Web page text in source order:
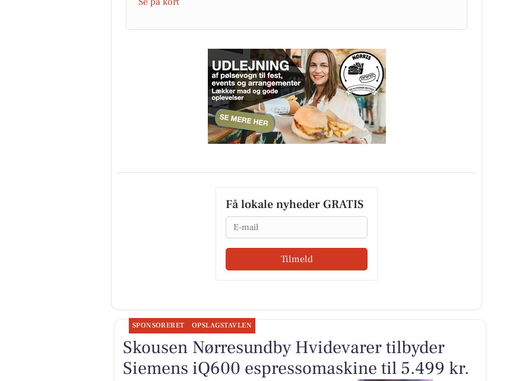
Få lokale nyheder GRATIS
Email
Tilmeld
SPONSORERET OPSLAGSTAVLEN
Skousen Nørresundby Hvidevarer tilbyder
Siemens iQ600 espressomaskine til 5.499 kr.